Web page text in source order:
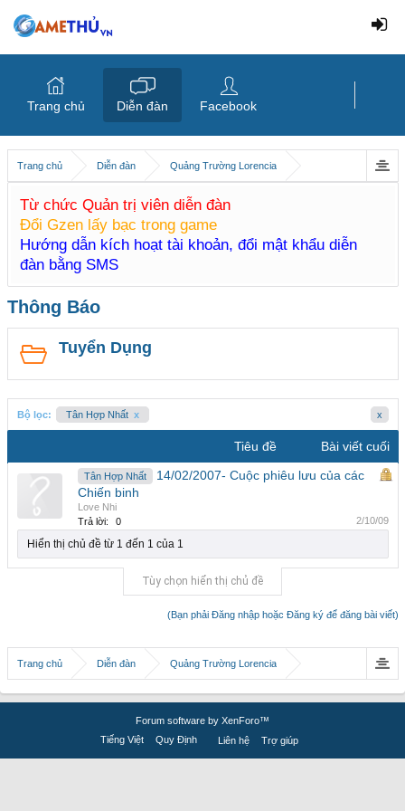
Trang chủ Diễn đàn Quảng Trường Lorencia
Từ chức Quản trị viên diễn đàn
Đổi Gzen lấy bạc trong game
Hướng dẫn kích hoạt tài khoản, đổi mật khẩu diễn
đàn bằng SMS
Thông Báo
Tuyển Dụng
Bộ lọc: Tân Hợp Nhất x x
Tiêu đề Bài viết cuối
Tân Hợp Nhất
14/02/2007- Cuộc phiêu lưu của các
Chiến binh
Love Nhi
Trả lời:
0 2/10/09
Hiển thị chủ đề từ 1 đến 1 của 1
Tùy chọn hiển thị chủ đề
(Bạn phải Đăng nhập hoặc Đăng ký để đăng bài viết)
Trang chủ Diễn đàn Quảng Trường Lorencia
Trang chủ Diễn đàn Facebook
Forum software by XenForo™
Tiếng Việt
Quy Định Liên hệ Trợ giúp